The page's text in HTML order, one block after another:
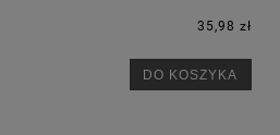
35,98 zł
DO KOSZYKA